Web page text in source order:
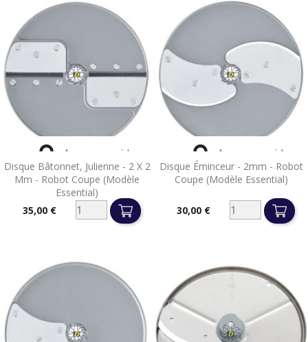
Disque Bâtonnet, Julienne - 2 X 2
Mm - Robot Coupe (Modèle
Essential)
35,00 €
 Aperçu rapide
Disque Éminceur - 2mm - Robot
Coupe (Modèle Essential)
30,00 €
 Aperçu rapide